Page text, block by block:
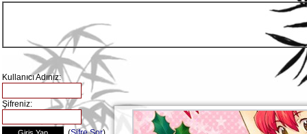
Kullanıcı Adınız:
Şifreniz: